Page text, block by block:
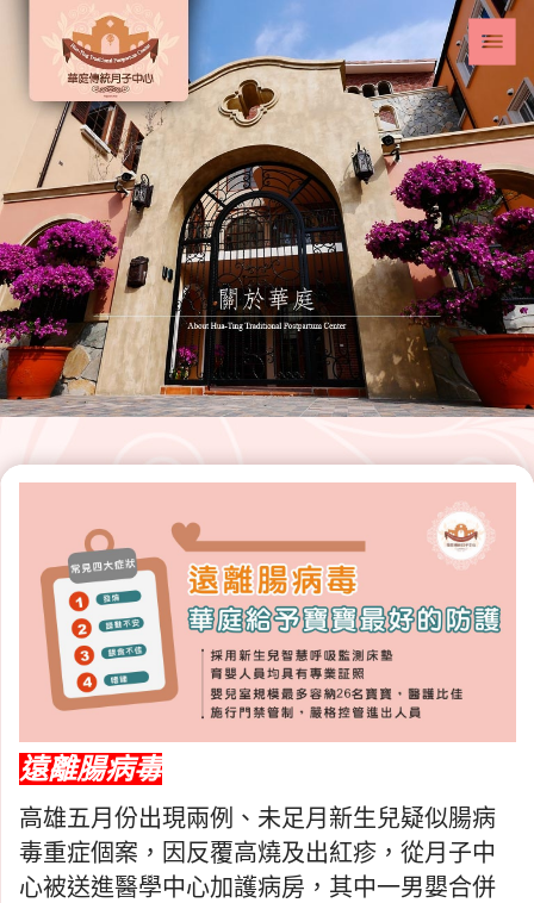
遠離腸病毒
高雄五月份出現兩例、未足月新生兒疑似腸病
毒重症個案，因反覆高燒及出紅疹，從月子中
心被送進醫學中心加護病房，其中一男嬰合併